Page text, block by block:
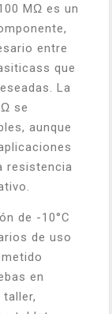
MΩ es un
entre
que
La
se
aunque
resistencia
de -10°C
de uso
en